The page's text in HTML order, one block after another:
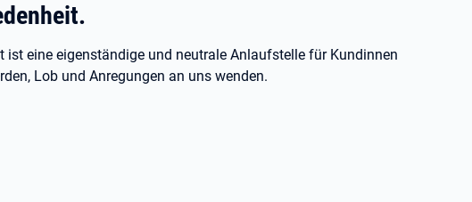
ist eine eigenständige und neutrale Anlaufstelle für Kundinnen
Lob und Anregungen an uns wenden.